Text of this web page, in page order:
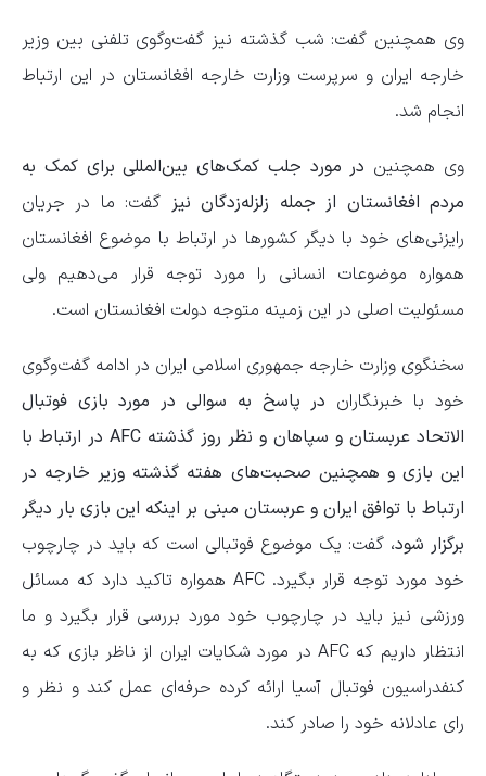
وی همچنین گفت: شب گذشته نیز گفت‌وگوی تلفنی بین وزیر
خارجه ایران و سرپرست وزارت خارجه افغانستان در این ارتباط
انجام شد.
وی همچنین در مورد جلب کمک‌های بین‌المللی برای کمک به
مردم افغانستان از جمله زلزله‌زدگان نیز گفت: ما در جریان
رایزنی‌های خود با دیگر کشورها در ارتباط با موضوع افغانستان
همواره موضوعات انسانی را مورد توجه قرار می‌دهیم ولی
مسئولیت اصلی در این زمینه متوجه دولت افغانستان است.
سخنگوی وزارت خارجه جمهوری اسلامی ایران در ادامه گفت‌وگوی
خود با خبرنگاران در پاسخ به سوالی در مورد بازی فوتبال
الاتحاد عربستان و سپاهان و نظر روز گذشته AFC در ارتباط با
این بازی و همچنین صحبت‌های هفته گذشته وزیر خارجه در
ارتباط با توافق ایران و عربستان مبنی بر اینکه این بازی بار دیگر
برگزار شود، گفت: یک موضوع فوتبالی است که باید در چارچوب
خود مورد توجه قرار بگیرد. AFC همواره تاکید دارد که مسائل
ورزشی نیز باید در چارچوب خود مورد بررسی قرار بگیرد و ما
انتظار داریم که AFC در مورد شکایات ایران از ناظر بازی که به
کنفدراسیون فوتبال آسیا ارائه کرده حرفه‌ای عمل کند و نظر و
رای عادلانه خود را صادر کند.